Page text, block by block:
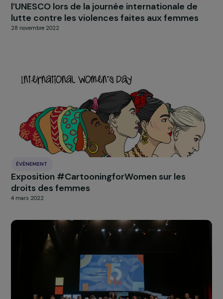
La Fondation RAJA-Danièle Marcovici à la
Maison du Barreau de Paris pour aborder la
question de la prise en charge des violences
La Fondation RAJA-Danièle Marcovici à
l’UNESCO lors de la journée internationale de
lutte contre les violences faites aux femmes